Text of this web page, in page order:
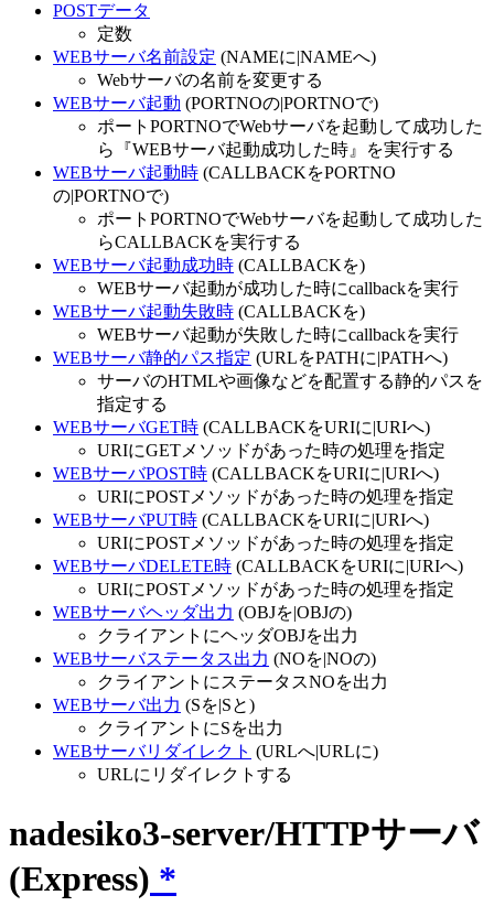
POSTデータ
定数
WEBサーバ名前設定 (NAMEに|NAMEへ)
Webサーバの名前を変更する
WEBサーバ起動 (PORTNOの|PORTNOで)
ポートPORTNOでWebサーバを起動して成功した
ら『WEBサーバ起動成功した時』を実行する
WEBサーバ起動時 (CALLBACKをPORTNO
の|PORTNOで)
ポートPORTNOでWebサーバを起動して成功した
らCALLBACKを実行する
WEBサーバ起動成功時 (CALLBACKを)
WEBサーバ起動が成功した時にcallbackを実行
WEBサーバ起動失敗時 (CALLBACKを)
WEBサーバ起動が失敗した時にcallbackを実行
WEBサーバ静的パス指定 (URLをPATHに|PATHへ)
サーバのHTMLや画像などを配置する静的パスを
指定する
WEBサーバGET時 (CALLBACKをURIに|URIへ)
URIにGETメソッドがあった時の処理を指定
WEBサーバPOST時 (CALLBACKをURIに|URIへ)
URIにPOSTメソッドがあった時の処理を指定
WEBサーバPUT時 (CALLBACKをURIに|URIへ)
URIにPOSTメソッドがあった時の処理を指定
WEBサーバDELETE時 (CALLBACKをURIに|URIへ)
URIにPOSTメソッドがあった時の処理を指定
WEBサーバヘッダ出力 (OBJを|OBJの)
クライアントにヘッダOBJを出力
WEBサーバステータス出力 (NOを|NOの)
クライアントにステータスNOを出力
WEBサーバ出力 (Sを|Sと)
クライアントにSを出力
WEBサーバリダイレクト (URLへ|URLに)
URLにリダイレクトする
nadesiko3-server/HTTPサーバ
(Express) *